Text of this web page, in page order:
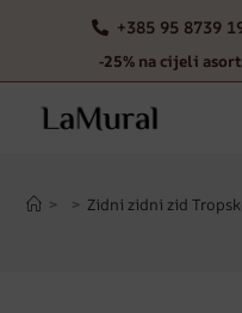
+385 95 8739
-25% na cijeli
> > Zidni zidni zid